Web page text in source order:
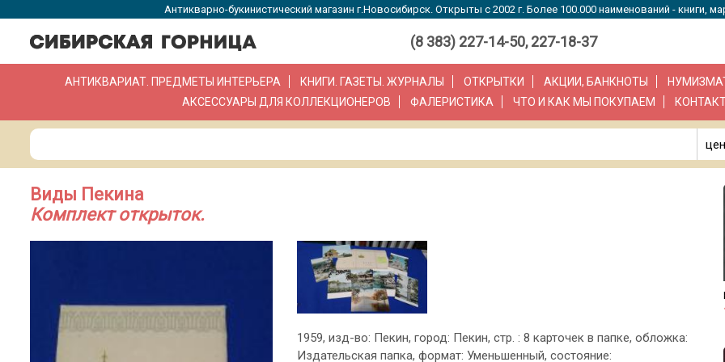
Антикварно-букинистический магазин г.Новосибирск. Открыты с 2002 г. Более 100.000 наименований - книги,
(8 383) 227-14-50, 227-18-37
АНТИКВАРИАТ. ПРЕДМЕТЫ ИНТЕРЬЕРА КНИГИ. ГАЗЕТЫ. ЖУРНАЛЫ ОТКРЫТКИ АКЦИИ, БАНКНОТЫ
АКСЕССУАРЫ ДЛЯ КОЛЛЕКЦИОНЕРОВ
ФАЛЕРИСТИКА ЧТО И КАК МЫ ПОКУПАЕМ
Виды Пекина
Комплект открыток.
1959, изд-во: Пекин, город: Пекин, стр. : 8 карточек в папке, обложка:
Издательская папка, формат: Уменьшенный, состояние: